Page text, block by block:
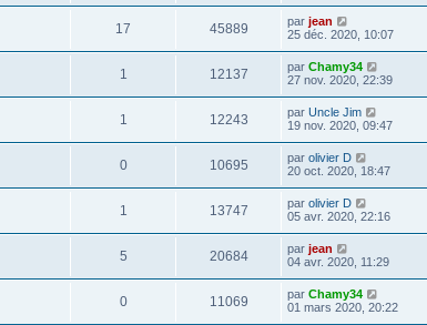
17 45889 par jean
25 déc. 2020, 10:07
1 12137 par Chamy34
27 nov. 2020, 22:39
1 12243 par Uncle Jim
19 nov. 2020, 09:47
0 10695 par olivier D
20 oct. 2020, 18:47
1 13747 par olivier D
05 avr. 2020, 22:16
5 20684 par jean
04 avr. 2020, 11:29
0 11069 par Chamy34
01 mars 2020, 20:22